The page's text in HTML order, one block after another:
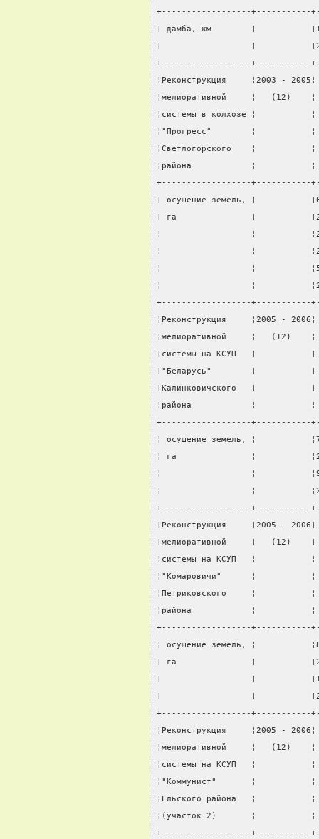
+------------------+-----------
¦ дамба, км        ¦
¦                  ¦
+------------------+-----------
¦Реконструкция     ¦2003 -
¦мелиоративной     ¦
¦системы в колхозе ¦
¦"Прогресс"        ¦
¦Светлогорского    ¦
¦района            ¦
+------------------+-----------
¦ осушение земель, ¦
¦ га               ¦
¦                  ¦
¦                  ¦
¦                  ¦
¦                  ¦
+------------------+-----------
¦Реконструкция     ¦2005
¦мелиоративной     ¦
¦системы на КСУП   ¦
¦"Беларусь"        ¦
¦Калинковичского   ¦
¦района            ¦
+------------------+-----------
¦ осушение земель, ¦
¦ га               ¦
¦                  ¦
¦                  ¦
+------------------+-----------
¦Реконструкция     ¦2005 -
¦мелиоративной     ¦
¦системы на КСУП   ¦
¦"Комаровичи"      ¦
¦Петриковского     ¦
¦района            ¦
+------------------+-----------
¦ осушение земель, ¦
¦ га               ¦
¦                  ¦
¦                  ¦
+------------------+-----------
¦Реконструкция     ¦2005
¦мелиоративной     ¦
¦системы на КСУП   ¦
¦"Коммунист"       ¦
¦Ельского района   ¦
¦(участок 2)       ¦
+------------------+-----------